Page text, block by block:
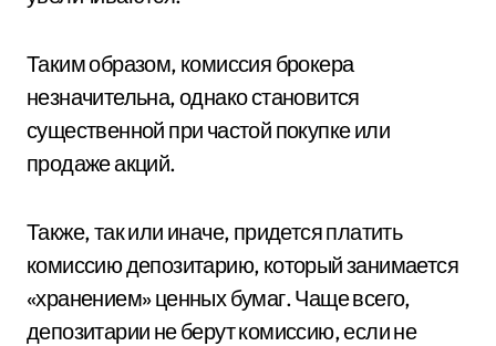
Таким образом, комиссия брокера
незначительна, однако становится
существенной при частой покупке или
продаже акций.
Также, так или иначе, придется платить
комиссию депозитарию, который занимается
«хранением» ценных бумаг. Чаще всего,
депозитарии не берут комиссию, если не